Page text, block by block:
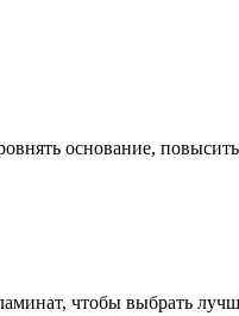
основание,
чтобы выбрать